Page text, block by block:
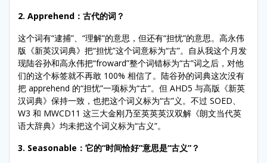
2. Apprehend：古代的词？
这个词有“逮捕”、“理解”的意思，但还有“担忧”的意思。高永伟
版《新英汉词典》把“担忧”这个词意标为“古”。自从我这个月发
现陆谷孙和高永伟把“froward”整个词错标为“古”词之后，对他
们的这个标签就不再敢 100% 相信了。陆谷孙的词典这次没有
把 apprehend 的“担忧”一项标为“古”。但 AHD5 与高版《新英
汉词典》保持一致，也把这个词义标为“古”义。不过 SOED、
W3 和 MWCD11 这三大金刚乃至英英英汉双解《朗文当代英
语大辞典》均未把这个词义标为“古义”。
3. Seasonable ：它的“时间恰好”意思是“古义”？